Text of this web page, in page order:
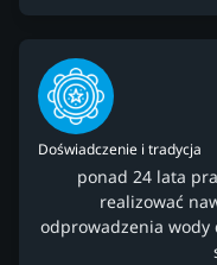
Doświadczenie i tradycja
ponad 24 lata
realizować
odprowadzenia wody